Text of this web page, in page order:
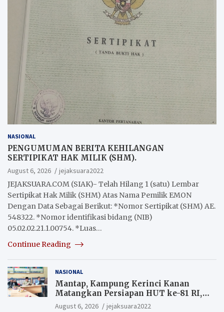
NASIONAL
PENGUMUMAN BERITA KEHILANGAN
SERTIPIKAT HAK MILIK (SHM).
August 6, 2026
jejaksuara2022
JEJAKSUARA.COM (SIAK)- Telah Hilang 1 (satu) Lembar
Sertipikat Hak Milik (SHM) Atas Nama Pemilik EMON
Dengan Data Sebagai Berikut: *Nomor Sertipikat (SHM) AE.
548322. *Nomor identifikasi bidang (NIB)
05.02.02.21.1.00754. *Luas…
Continue Reading
NASIONAL
Mantap, Kampung Kerinci Kanan
Matangkan Persiapan HUT ke-81 RI,
Warga yang ikut Upacara
August 6, 2026 jejaksuara2022